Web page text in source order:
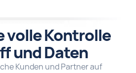
volle Kontrolle
und Daten
Kunden und Partner auf